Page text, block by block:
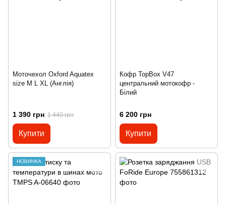
Моточехол Oxford Aquatex
size M L XL (Англія)
1 390 грн 1 440 грн
Купити
Кофр TopBox V47
центральний мотокофр -
Білий
6 200 грн
Купити
НОВИНКА